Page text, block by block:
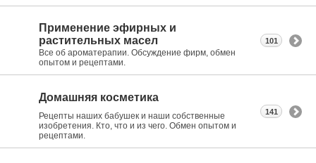
Применение эфирных и
растительных масел
Все об ароматерапии. Обсуждение фирм, обмен
опытом и рецептами.
101
Домашняя косметика
Рецепты наших бабушек и наши собственные
изобретения. Кто, что и из чего. Обмен опытом и
рецептами.
141